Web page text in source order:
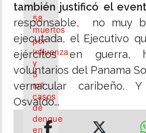
58
muertos
por
influenza
y
5
mil
casos
de
dengue
en
también justificó el
responsable, no muy
ejecutada, el Ejecutivo
ejércitos en guerra,
voluntarios del Panama
vernacular caribeño.
Osvaldo...